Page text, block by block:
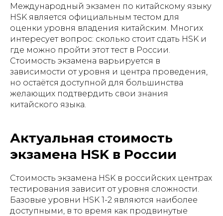
Международный экзамен по китайскому языку
HSK является официальным тестом для
оценки уровня владения китайским. Многих
интересует вопрос: сколько стоит сдать HSK и
где можно пройти этот тест в России.
Стоимость экзамена варьируется в
зависимости от уровня и центра проведения,
но остаётся доступной для большинства
желающих подтвердить свои знания
китайского языка.
Актуальная стоимость
экзамена HSK в России
Стоимость экзамена HSK в российских центрах
тестирования зависит от уровня сложности.
Базовые уровни HSK 1-2 являются наиболее
доступными, в то время как продвинутые